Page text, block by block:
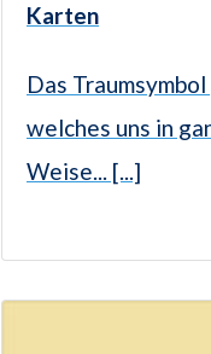
Karten
Das
welches uns in
Weise... [...]